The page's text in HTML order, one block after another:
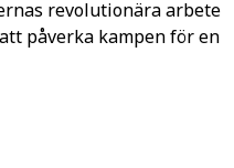
revolutionära arbete
påverka kampen för en